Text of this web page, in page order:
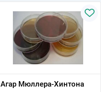
Агар Мюллера-Хинтона